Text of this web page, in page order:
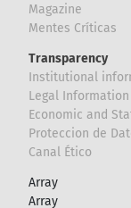
Magazine
Mentes Críticas
Transparency
Institutional
Legal Information
Economic and
Proteccion de
Canal Ético
Array
Array